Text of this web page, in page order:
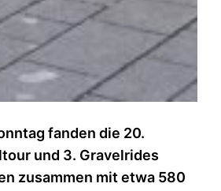
fanden die 20.
und 3. Gravelrides
zusammen mit etwa 580